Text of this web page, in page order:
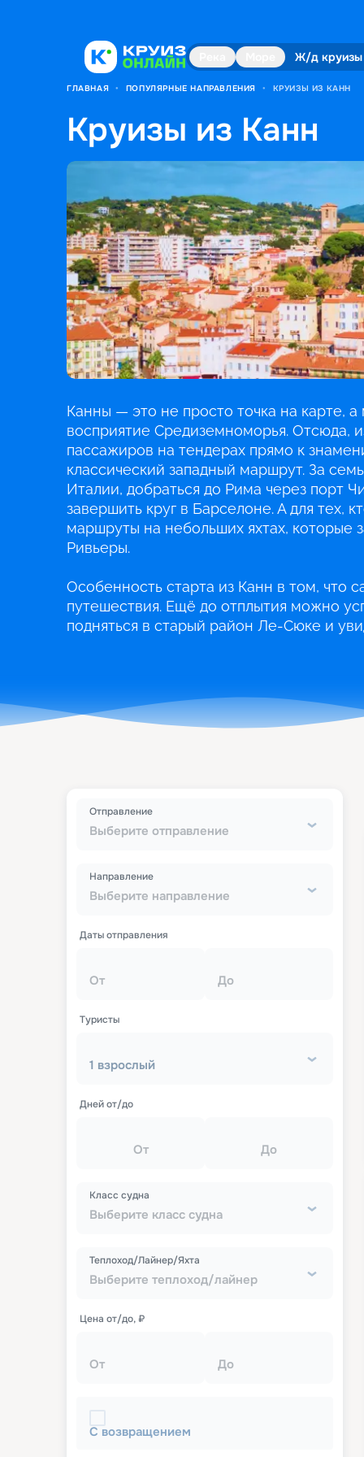
Ж/д круизы
ГЛАВНАЯ • ПОПУЛЯРНЫЕ НАПРАВЛЕНИЯ • КРУИЗЫ ИЗ КАНН
Круизы из Канн
Канны — это не просто точка на карте,
восприятие Средиземноморья. Отсюда,
пассажиров на тендерах прямо к
классический западный маршрут. За
Италии, добраться до Рима через порт
завершить круг в Барселоне. А для тех,
маршруты на небольших яхтах, которые
Ривьеры.
Особенность старта из Канн в том, что
путешествия. Ещё до отплытия можно
подняться в старый район Ле-Сюке и
Выберите отправление
Отправление
Выберите направление
Направление
Даты отправления
От До
Туристы
1 взрослый
Дней от/до
От До
Выберите класс судна
Класс судна
Выберите теплоход/лайнер
Теплоход/Лайнер/Яхта
Цена от/до, ₽
От До
С возвращением